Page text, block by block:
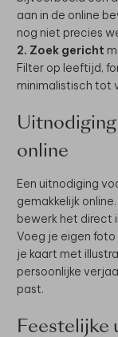
aan in de online
nog niet precies
2. Zoek gericht
Filter op leeftijd,
minimalistisch tot
Uitnodiging
online
Een uitnodiging
gemakkelijk
bewerk het direct
Voeg je eigen
je kaart met
persoonlijke
past.
Feestelijke